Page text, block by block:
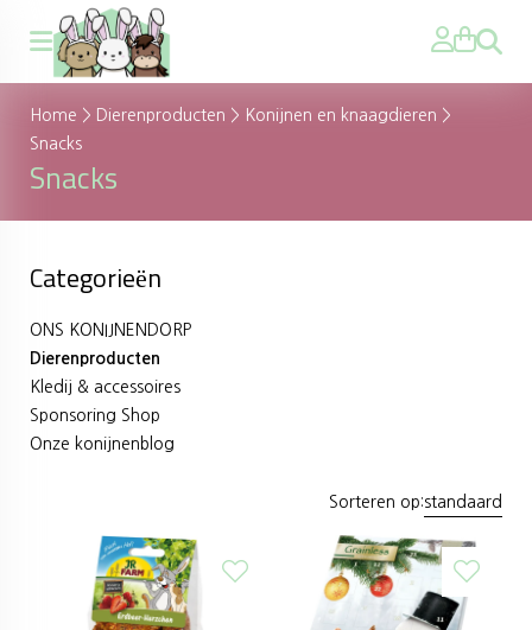
Zoeken
Home > Dierenproducten > Konijnen en knaagdieren >
Snacks
Snacks
Categorieën
ONS KONIJNENDORP
Dierenproducten
Kledij & accessoires
Sponsoring Shop
Onze konijnenblog
Sorteren op:standaard